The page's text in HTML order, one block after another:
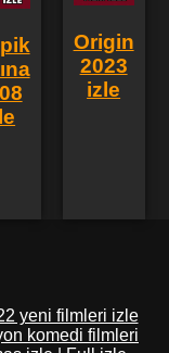
Origin
2023
izle
yeni filmleri izle
komedi filmleri